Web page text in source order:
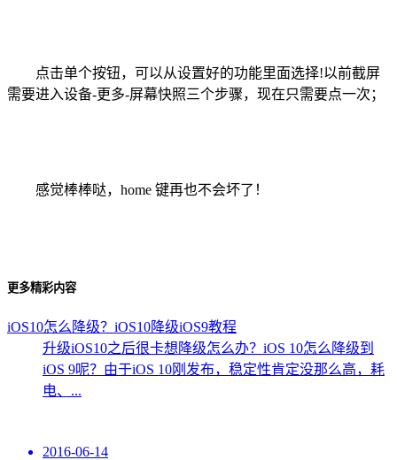
点击单个按钮，可以从设置好的功能里面选择!以前截屏
需要进入设备-更多-屏幕快照三个步骤，现在只需要点一次；
感觉棒棒哒，home 键再也不会坏了！
更多精彩内容
iOS10怎么降级？iOS10降级iOS9教程
升级iOS10之后很卡想降级怎么办？iOS 10怎么降级到
iOS 9呢？由于iOS 10刚发布，稳定性肯定没那么高，耗
电、...
2016-06-14